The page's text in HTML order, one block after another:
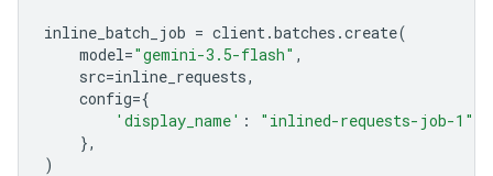
inline_batch_job = client.batches .create(
model="gemini-3.5-flash" ,
src=inline_requests,
config={
'display_name' : "inlined-requests-job-1"
},
)